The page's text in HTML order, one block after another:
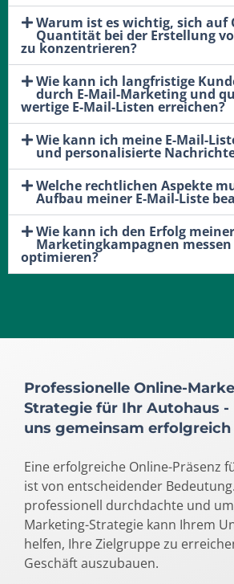
Warum ist es wichtig, sich
Quantität bei der Erstellung
zu konzentrieren?
Wie kann ich langfristige
durch E-Mail-Marketing und
wertige E-Mail-Listen erreichen?
Wie kann ich meine E-Mail-
und personalisierte
Welche rechtlichen Aspekte
Aufbau meiner E-Mail-Liste
Wie kann ich den Erfolg
Marketingkampagnen
optimieren?
Professionelle Online-
Strategie für Ihr Autohaus -
uns gemeinsam erfolgreich
Eine erfolgreiche Online-Präsenz
ist von entscheidender
professionell durchdachte und
Marketing-Strategie kann Ihrem
helfen, Ihre Zielgruppe zu
Geschäft auszubauen.